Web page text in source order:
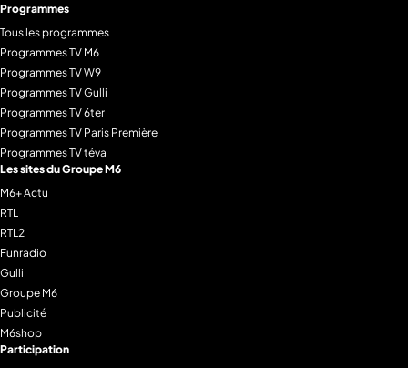
Programmes
Tous les programmes
Programmes TV M6
Programmes TV W9
Programmes TV Gulli
Programmes TV 6ter
Programmes TV Paris Première
Programmes TV téva
Les sites du Groupe M6
M6+ Actu
RTL
RTL2
Funradio
Gulli
Groupe M6
Publicité
M6shop
Participation